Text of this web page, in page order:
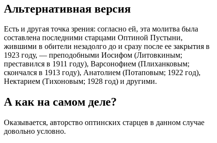
Альтернативная версия
Есть и другая точка зрения: согласно ей, эта молитва была
составлена последними старцами Оптиной Пустыни,
жившими в обители незадолго до и сразу после ее закрытия в
1923 году, — преподобными Иосифом (Литовкиным;
преставился в 1911 году), Варсонофием (Плиханковым;
скончался в 1913 году), Анатолием (Потаповым; 1922 год),
Нектарием (Тихоновым; 1928 год) и другими.
А как на самом деле?
Оказывается, авторство оптинских старцев в данном случае
довольно условно.